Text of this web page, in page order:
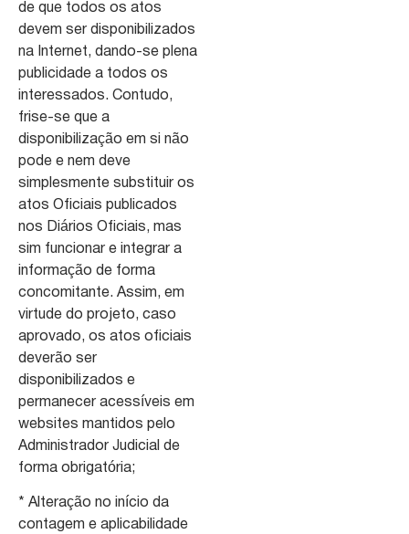
de que todos os atos
devem ser disponibilizados
na Internet, dando-se plena
publicidade a todos os
interessados. Contudo,
frise-se que a
disponibilização em si não
pode e nem deve
simplesmente substituir os
atos Oficiais publicados
nos Diários Oficiais, mas
sim funcionar e integrar a
informação de forma
concomitante. Assim, em
virtude do projeto, caso
aprovado, os atos oficiais
deverão ser
disponibilizados e
permanecer acessíveis em
websites mantidos pelo
Administrador Judicial de
forma obrigatória;
* Alteração no início da
contagem e aplicabilidade